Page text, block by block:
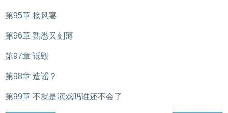
第95章 接风宴
第96章 熟悉又刻薄
第97章 诋毁
第98章 造谣？
第99章 不就是演戏吗谁还不会了